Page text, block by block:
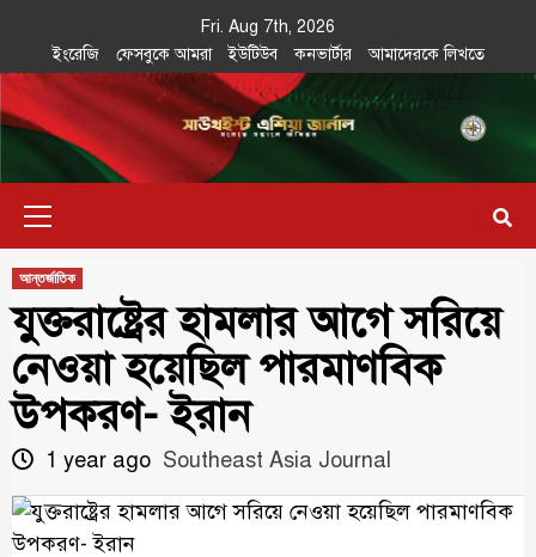
content
Fri. Aug 7th, 2026
ইংরেজি
ফেসবুকে আমরা ইউটিউব কনভার্টার আমাদেরকে লিখতে
Southeast
Asia Journal
IN SEARCH OF THE TRUTH
আন্তর্জাতিক
যুক্তরাষ্ট্রের হামলার আগে সরিয়ে
নেওয়া হয়েছিল পারমাণবিক
উপকরণ- ইরান
1 year ago Southeast Asia Journal